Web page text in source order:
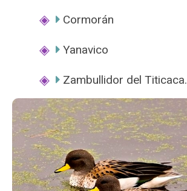
Cormorán
Yanavico
Zambullidor del Titicaca.